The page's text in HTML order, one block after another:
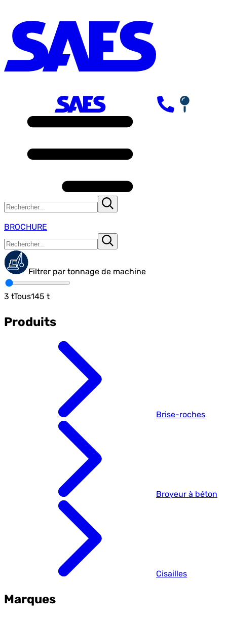
BROCHURE
Filtrer par tonnage de machine
3 tTous145 t
Produits
Brise-roches
Broyeur à béton
Cisailles
Marques